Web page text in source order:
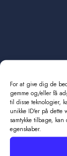
For at give dig de
gemme og/eller få
til disse teknologier,
unikke ID'er på dette
samtykke tilbage,
egenskaber.
1 målssejr over
NæsteFrederik